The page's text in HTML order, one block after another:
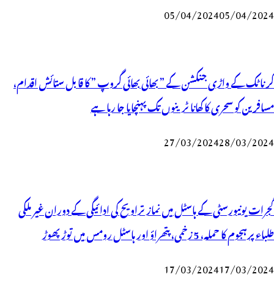
05/04/202405/04/2024
کرناٹک کے واڑی جنکشن کے ” بھائی بھائی گروپ ” کا قابل ستائش اقدام،
مسافرین کو سحری کا کھانا ٹرینوں تک پہنچایا جا رہا ہے
27/03/202428/03/2024
گجرات یونیورسٹی کے ہاسٹل میں نماز تراویح کی ادائیگی کے دوران غیر ملکی
طلباء پرہجوم کا حملہ، 5 زخمی، پتھراؤ اور ہاسٹل رومس میں توڑ پھوڑ
17/03/202417/03/2024